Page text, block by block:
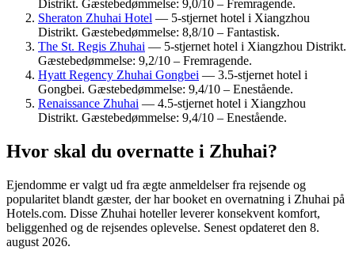
Distrikt. Gæstebedømmelse: 9,0/10 – Fremragende.
Sheraton Zhuhai Hotel — 5-stjernet hotel i Xiangzhou
Distrikt. Gæstebedømmelse: 8,8/10 – Fantastisk.
The St. Regis Zhuhai — 5-stjernet hotel i Xiangzhou Distrikt.
Gæstebedømmelse: 9,2/10 – Fremragende.
Hyatt Regency Zhuhai Gongbei — 3.5-stjernet hotel i
Gongbei. Gæstebedømmelse: 9,4/10 – Enestående.
Renaissance Zhuhai — 4.5-stjernet hotel i Xiangzhou
Distrikt. Gæstebedømmelse: 9,4/10 – Enestående.
Hvor skal du overnatte i Zhuhai?
Ejendomme er valgt ud fra ægte anmeldelser fra rejsende og
popularitet blandt gæster, der har booket en overnatning i Zhuhai på
Hotels.com. Disse Zhuhai hoteller leverer konsekvent komfort,
beliggenhed og de rejsendes oplevelse. Senest opdateret den 8.
august 2026.